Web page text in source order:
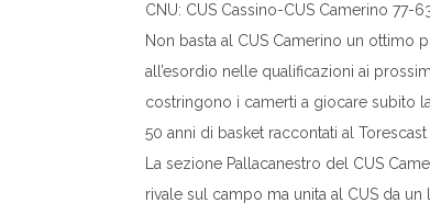
CNU: CUS Cassino-CUS Camerino 77-
Non basta al CUS Camerino un ottimo
all’esordio nelle qualificazioni ai
costringono i camerti a giocare subito
50 anni di basket raccontati al Torescast
La sezione Pallacanestro del CUS
rivale sul campo ma unita al CUS da